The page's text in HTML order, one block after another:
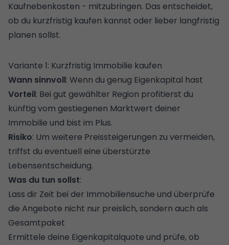
Kaufnebenkosten - mitzubringen. Das entscheidet,
ob du kurzfristig kaufen kannst oder lieber langfristig
planen sollst.
Variante 1: Kurzfristig Immobilie kaufen
Wann sinnvoll: Wenn du genug Eigenkapital hast
Vorteil: Bei gut gewählter Region profitierst du
künftig vom gestiegenen Marktwert deiner
Immobilie und bist im Plus.
Risiko: Um weitere Preissteigerungen zu vermeiden,
triffst du eventuell eine überstürzte
Lebensentscheidung.
Was du tun sollst:
Lass dir Zeit bei der Immobiliensuche und überprüfe
die Angebote nicht nur preislich, sondern auch als
Gesamtpaket
Ermittele deine Eigenkapitalquote und prüfe, ob